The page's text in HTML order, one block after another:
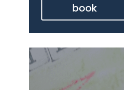
book